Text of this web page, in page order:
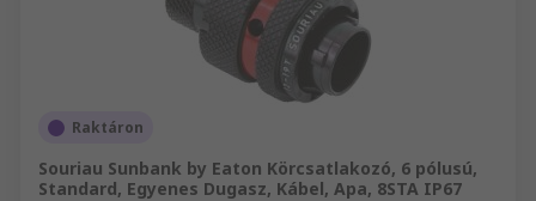
Raktáron
Souriau Sunbank by Eaton Körcsatlakozó, 6 pólusú,
Standard, Egyenes Dugasz, Kábel, Apa, 8STA IP67